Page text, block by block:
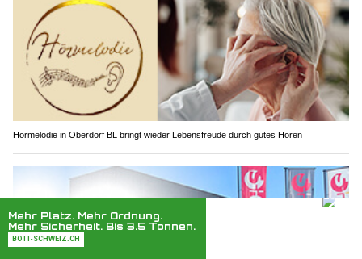
Hörmelodie in Oberdorf BL bringt wieder Lebensfreude durch gutes Hören